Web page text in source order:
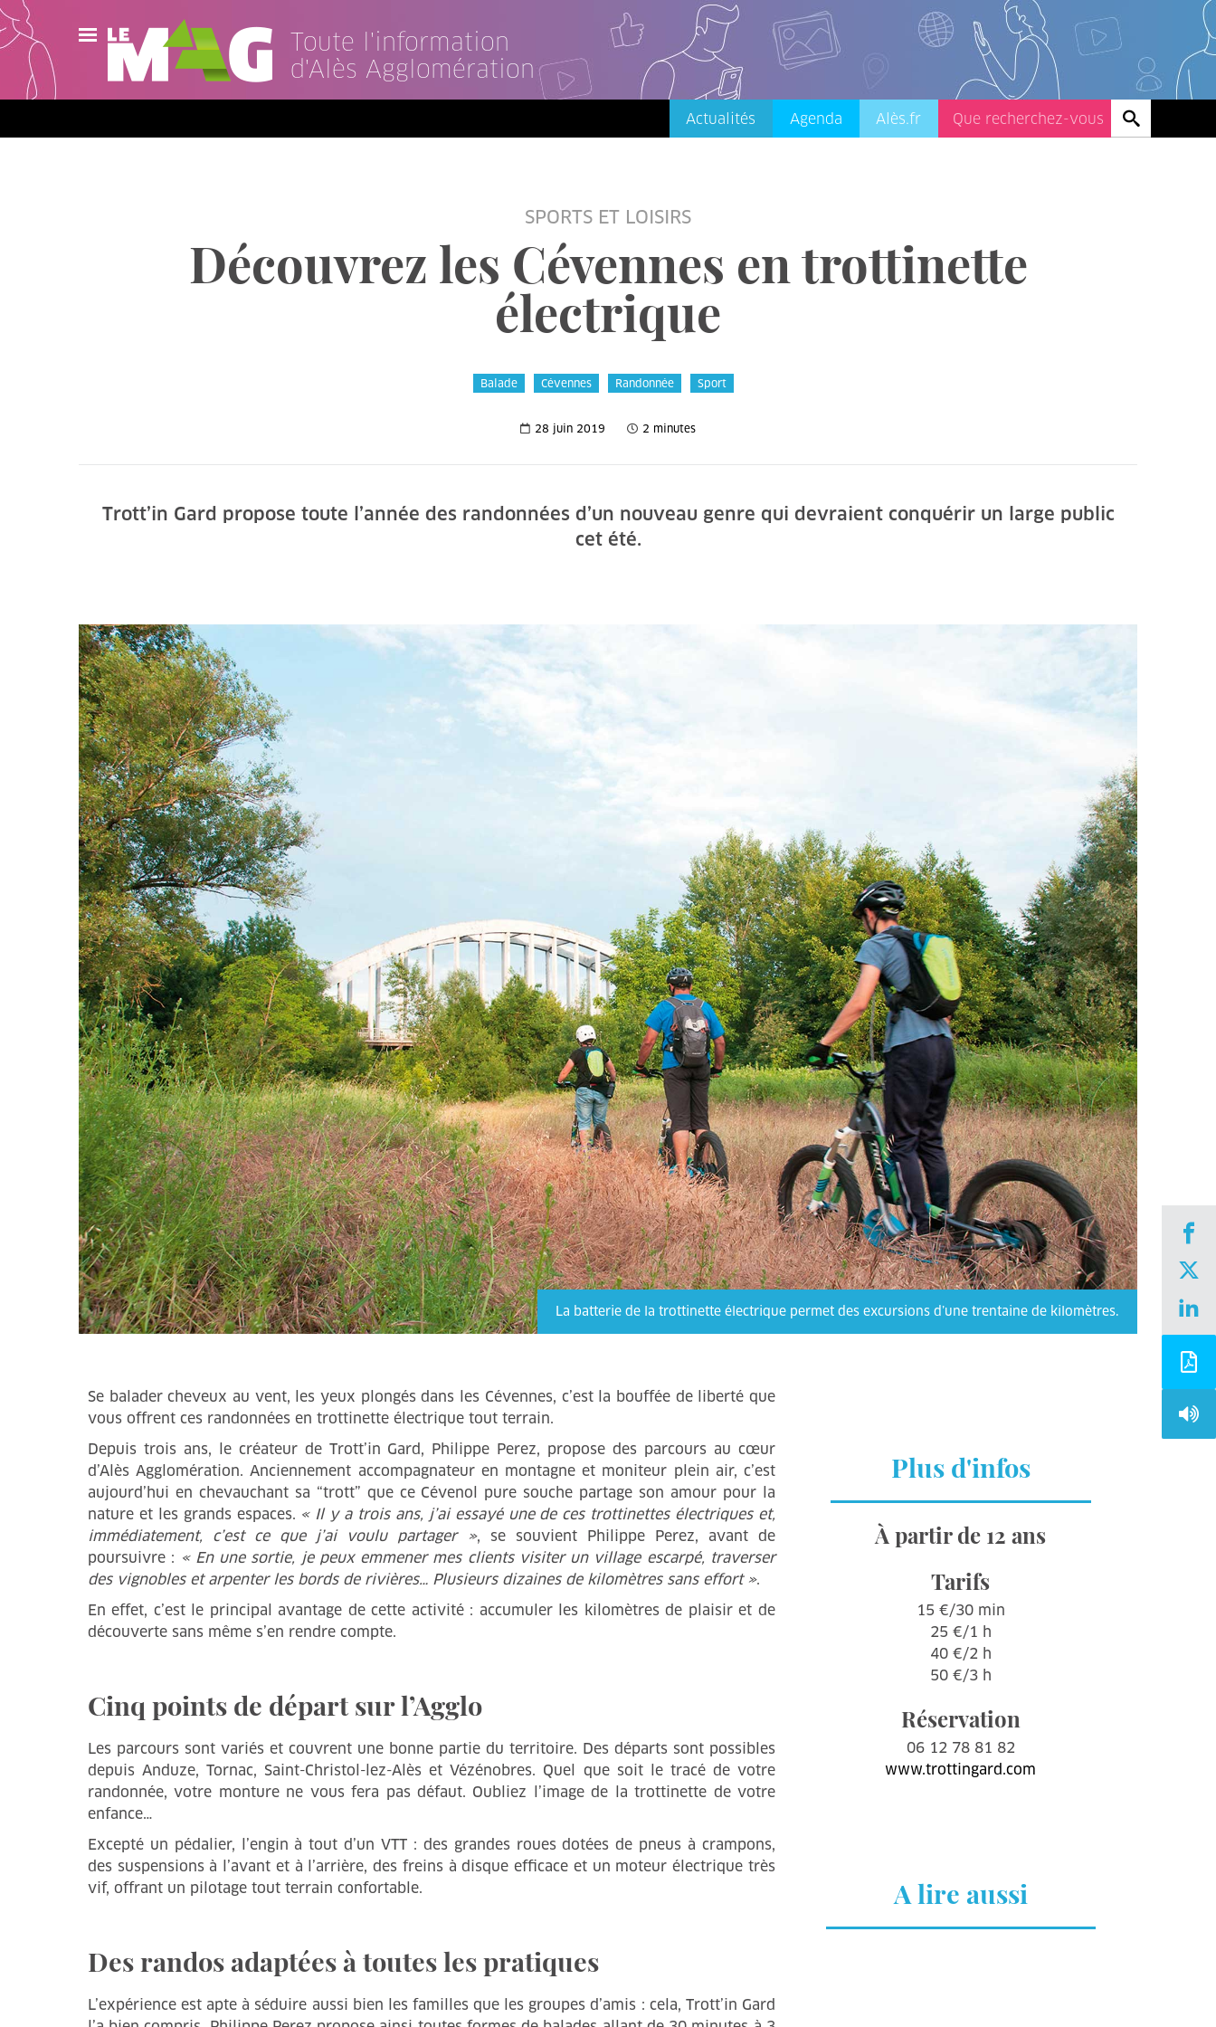
Toute l'information
d'Alès Agglomération
Actualités
Agenda
Actualités Agenda Alès.fr
SPORTS ET LOISIRS
Découvrez les Cévennes en trottinette
électrique
Balade Cévennes Randonnée Sport
28 juin 2019 2 minutes
Trott’in Gard propose toute l’année des randonnées d’un nouveau genre qui devraient conquérir un large public
cet été.
La batterie de la trottinette électrique permet des excursions d’une trentaine de kilomètres.
Se balader cheveux au vent, les yeux plongés dans les Cévennes, c’est la bouffée de liberté que
vous offrent ces randonnées en trottinette électrique tout terrain.
Depuis trois ans, le créateur de Trott’in Gard, Philippe Perez, propose des parcours au cœur
d’Alès Agglomération. Anciennement accompagnateur en montagne et moniteur plein air, c’est
aujourd’hui en chevauchant sa “trott” que ce Cévenol pure souche partage son amour pour la
nature et les grands espaces. « Il y a trois ans, j’ai essayé une de ces trottinettes électriques et,
immédiatement, c’est ce que j’ai voulu partager », se souvient Philippe Perez, avant de
poursuivre : « En une sortie, je peux emmener mes clients visiter un village escarpé, traverser
des vignobles et arpenter les bords de rivières… Plusieurs dizaines de kilomètres sans effort ».
En effet, c’est le principal avantage de cette activité : accumuler les kilomètres de plaisir et de
découverte sans même s’en rendre compte.
Cinq points de départ sur l’Agglo
Les parcours sont variés et couvrent une bonne partie du territoire. Des départs sont possibles
depuis Anduze, Tornac, Saint-Christol-lez-Alès et Vézénobres. Quel que soit le tracé de votre
randonnée, votre monture ne vous fera pas défaut. Oubliez l’image de la trottinette de votre
enfance…
Excepté un pédalier, l’engin à tout d’un VTT : des grandes roues dotées de pneus à crampons,
des suspensions à l’avant et à l’arrière, des freins à disque efficace et un moteur électrique très
vif, offrant un pilotage tout terrain confortable.
Des randos adaptées à toutes les pratiques
L’expérience est apte à séduire aussi bien les familles que les groupes d’amis : cela, Trott’in Gard
Plus d'infos
À partir de 12 ans
Tarifs
15 €/30 min
25 €/1 h
40 €/2 h
50 €/3 h
Réservation
06 12 78 81 82
www.trottingard.com
A lire aussi